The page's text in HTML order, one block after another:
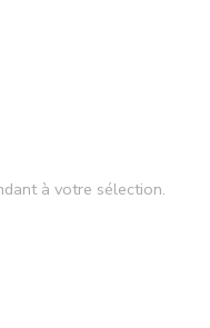
à votre sélection.